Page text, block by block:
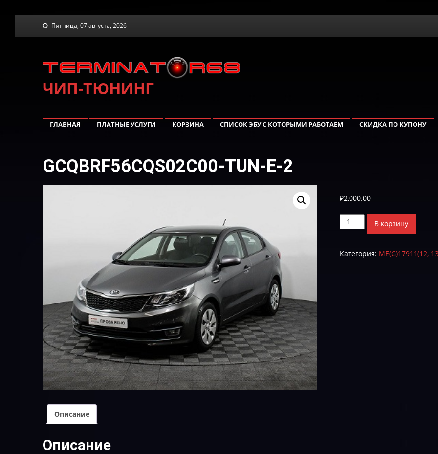
Пятница, 07 августа, 2026
ЧИП-ТЮНИНГ
ГЛАВНАЯ ПЛАТНЫЕ УСЛУГИ КОРЗИНА СПИСОК ЭБУ С КОТОРЫМИ РАБОТАЕМ СКИДКА ПО КУПОНУ
GCQBRF56CQS02C00-TUN-Е-2
₽2,000.00
Количество
товара
TUN-
В корзину
Категория: ME(G)17911(12,
Описание
Описание